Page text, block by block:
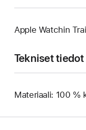
Apple Watchin
Tekniset tiedot
Materiaali: 100 %